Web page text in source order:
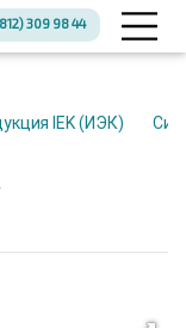
309 98 44
IEK (ИЭК)